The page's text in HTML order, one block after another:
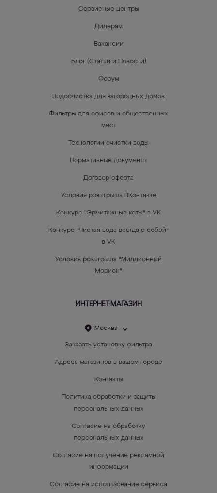
Сервисные центры
Дилерам
Вакансии
Блог (Статьи и Новости)
Форум
Водоочистка для загородных домов
Фильтры для офисов и общественных
мест
Технологии очистки воды
Нормативные документы
Договор-оферта
Условия розыгрыша ВКонтакте
Конкурс "Эрмитажные коты" в VK
Конкурс "Чистая вода всегда с собой"
в VK
Условия розыгрыша "Миллионный
Морион"
ИНТЕРНЕТ-МАГАЗИН
Москва
Заказать установку фильтра
Адреса магазинов в вашем городе
Контакты
Политика обработки и защиты
персональных данных
Согласие на обработку
персональных данных
Согласие на получение рекламной
информации
Согласие на использование сервиса